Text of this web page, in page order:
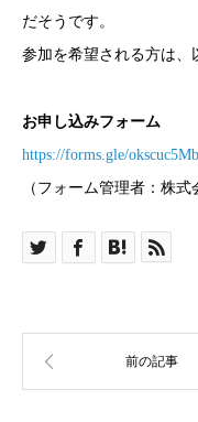
だそうです。
参加を希望される方は、
お申し込みフォーム
https://forms.gle/
（フォーム管理者：株式